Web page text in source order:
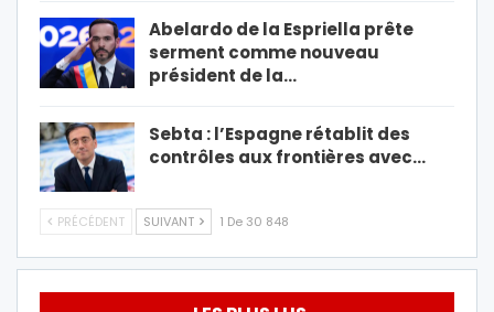
Abelardo de la Espriella prête
serment comme nouveau
président de la…
Sebta : l’Espagne rétablit des
contrôles aux frontières avec…
PRÉCÉDENT SUIVANT 1 De 30 848